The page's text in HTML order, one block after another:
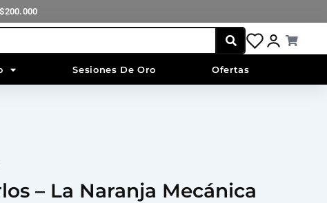
Sesiones De Oro Ofertas
Cart
– La Naranja Mecánica